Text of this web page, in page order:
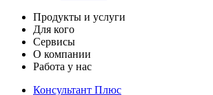
Продукты и услуги
Для кого
Сервисы
О компании
Работа у нас
Консультант Плюс